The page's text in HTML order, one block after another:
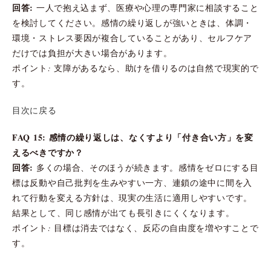
回答: 一人で抱え込まず、医療や心理の専門家に相談すること
を検討してください。感情の繰り返しが強いときは、体調・
環境・ストレス要因が複合していることがあり、セルフケア
だけでは負担が大きい場合があります。
ポイント: 支障があるなら、助けを借りるのは自然で現実的で
す。
目次に戻る
FAQ 15: 感情の繰り返しは、なくすより「付き合い方」を変
えるべきですか？
回答: 多くの場合、そのほうが続きます。感情をゼロにする目
標は反動や自己批判を生みやすい一方、連鎖の途中に間を入
れて行動を変える方針は、現実の生活に適用しやすいです。
結果として、同じ感情が出ても長引きにくくなります。
ポイント: 目標は消去ではなく、反応の自由度を増やすことで
す。